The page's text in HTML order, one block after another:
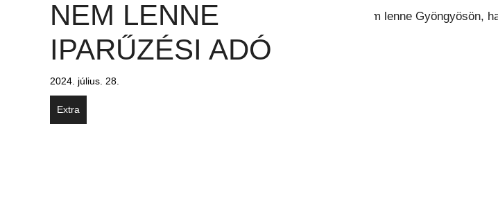
NEM LENNE
IPARŰZÉSI ADÓ
2024. július. 28.
Extra